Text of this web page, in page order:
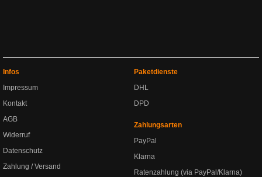
Infos
Impressum
Kontakt
AGB
Widerruf
Datenschutz
Zahlung / Versand
Paketdienste
DHL
DPD
Zahlungsarten
PayPal
Klarna
Ratenzahlung (via PayPal/Klarna)